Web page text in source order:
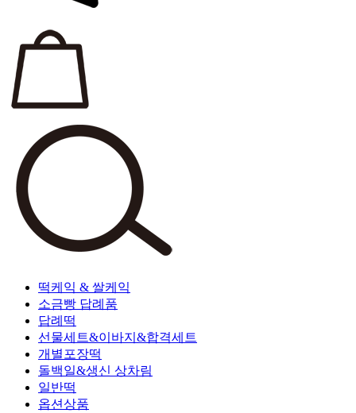
떡케익 & 쌀케익
소금빵 답례품
답례떡
선물세트&이바지&합격세트
개별포장떡
돌백일&생신 상차림
일반떡
옵션상품